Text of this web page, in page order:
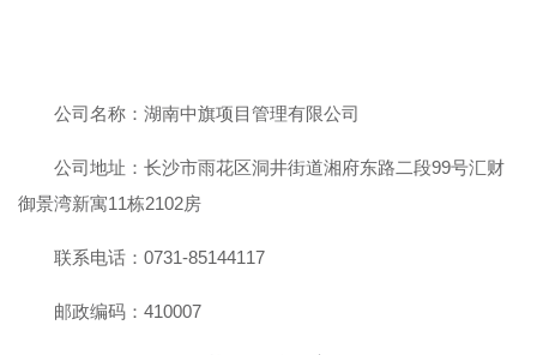
公司名称：湖南中旗项目管理有限公司
公司地址：长沙市雨花区洞井街道湘府东路二段99号汇财
御景湾新寓11栋2102房
联系电话：0731-85144117
邮政编码：410007